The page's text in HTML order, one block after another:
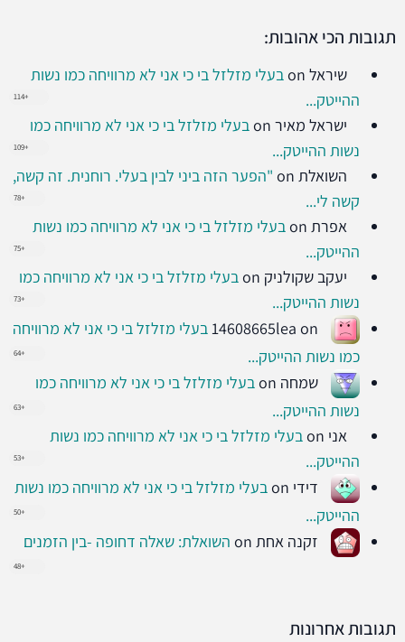
תגובות הכי אהובות:
שיראל
בעלי מזלזל בי כי אני לא מרוויחה כמו נשות
ההייטק...
+114
ישראל מאיר
בעלי מזלזל בי כי אני לא מרוויחה כמו
נשות ההייטק...
+109
השואלת
"הפער הזה ביני לבין בעלי. רוחנית. זה קשה,
קשה לי...
+78
אפרת
בעלי מזלזל בי כי אני לא מרוויחה כמו נשות
ההייטק...
+75
יעקב שקולניק
בעלי מזלזל בי כי אני לא מרוויחה כמו
נשות ההייטק...
+73
14608665lea on
בעלי מזלזל בי כי אני לא מרוויחה
כמו נשות ההייטק...
+64
שמחה
בעלי מזלזל בי כי אני לא מרוויחה כמו
נשות ההייטק...
+63
אני
בעלי מזלזל בי כי אני לא מרוויחה כמו נשות
ההייטק...
+53
דידי
בעלי מזלזל בי כי אני לא מרוויחה כמו נשות
ההייטק...
+50
זקנה אחת השואלת: שאלה דחופה -בין הזמנים
+48
תגובות אחרונות